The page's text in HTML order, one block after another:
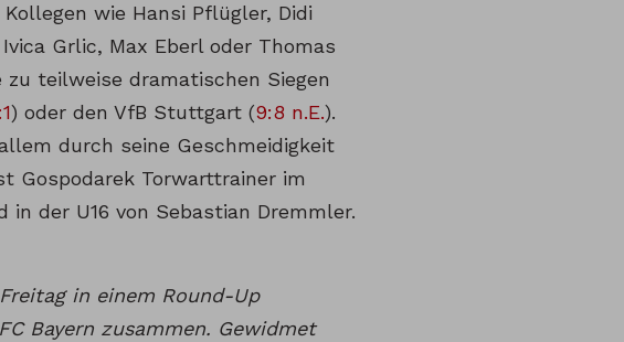
wie Hansi Pflügler, Didi
Grlic, Max Eberl oder Thomas
teilweise dramatischen Siegen
) oder den VfB Stuttgart (9:8 n.E.).
durch seine Geschmeidigkeit
Gospodarek Torwarttrainer im
in der U16 von Sebastian Dremmler.
in einem Round-Up
Bayern zusammen. Gewidmet